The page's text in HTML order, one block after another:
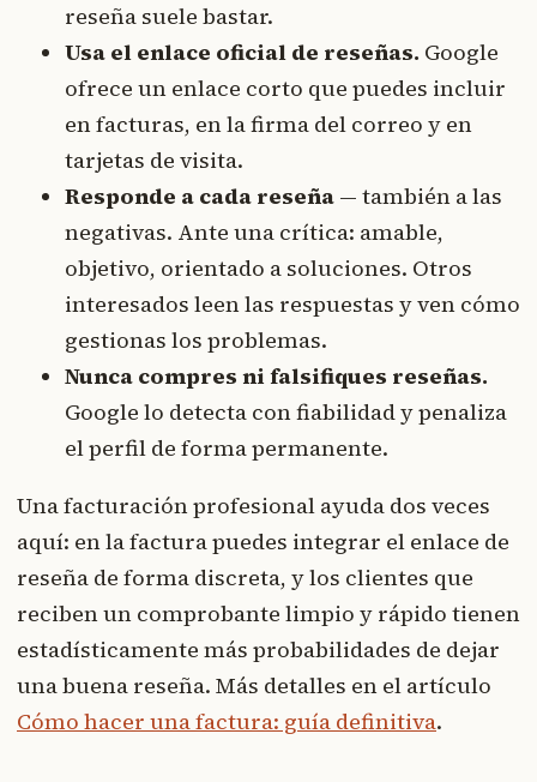
reseña suele bastar.
Usa el enlace oficial de reseñas. Google
ofrece un enlace corto que puedes incluir
en facturas, en la firma del correo y en
tarjetas de visita.
Responde a cada reseña — también a las
negativas. Ante una crítica: amable,
objetivo, orientado a soluciones. Otros
interesados leen las respuestas y ven cómo
gestionas los problemas.
Nunca compres ni falsifiques reseñas.
Google lo detecta con fiabilidad y penaliza
el perfil de forma permanente.
Una facturación profesional ayuda dos veces
aquí: en la factura puedes integrar el enlace de
reseña de forma discreta, y los clientes que
reciben un comprobante limpio y rápido tienen
estadísticamente más probabilidades de dejar
una buena reseña. Más detalles en el artículo
Cómo hacer una factura: guía definitiva.